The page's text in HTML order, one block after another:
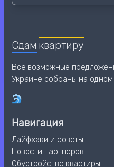
Сдам квартиру
Все возможные
Украине собраны на одном
Навигация
Лайфхаки и советы
Новости партнеров
Обустройство квартиры